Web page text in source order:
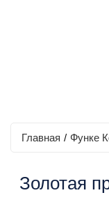
Главная / Функе
Золотая